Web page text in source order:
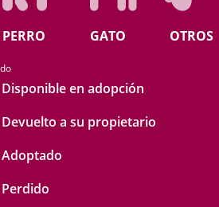
PERRO GATO OTROS
Disponible en adopción
Devuelto a su propietario
Adoptado
Perdido